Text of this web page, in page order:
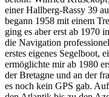
einer Hallberg-Rassy 39
begann 1958 mit einem
ging es aber erst ab 1970
die Navigation
erstes eigenes Segelboot,
ermöglichte mir ab 1980
der Bretagne und an der
es noch kein GPS gab.